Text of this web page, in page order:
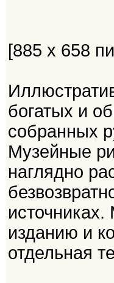
[885 x 658
богатых и
собранных
Музейные
наглядно
изданию и
отдельная